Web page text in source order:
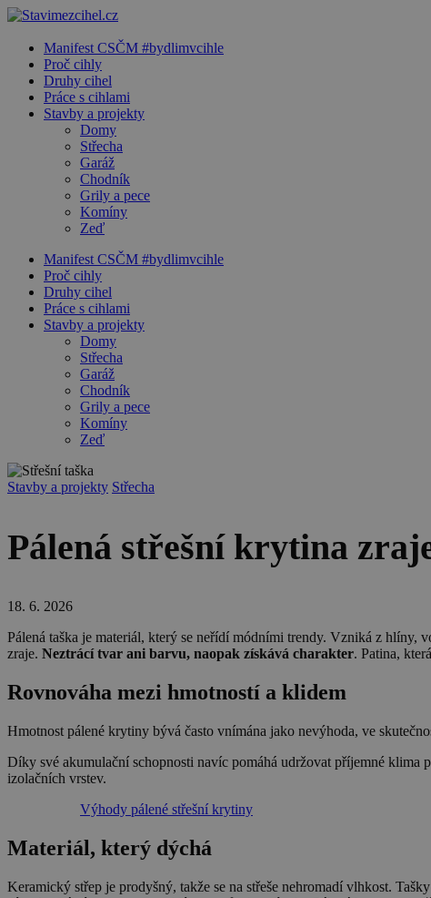
Manifest CSČM #bydlimvcihle
Proč cihly
Druhy cihel
Práce s cihlami
Stavby a projekty
Domy
Střecha
Garáž
Chodník
Grily a pece
Komíny
Zeď
Manifest CSČM #bydlimvcihle
Proč cihly
Druhy cihel
Práce s cihlami
Stavby a projekty
Domy
Střecha
Garáž
Chodník
Grily a pece
Komíny
Zeď
Stavby a projekty Střecha
Pálená střešní krytina
18. 6. 2026
Pálená taška je materiál, který se neřídí módními trendy. Vzniká z hlíny,
zraje. Neztrácí tvar ani barvu, naopak získává charakter. Patina,
Rovnováha mezi hmotností a klidem
Hmotnost pálené krytiny bývá často vnímána jako nevýhoda, ve
Díky své akumulační schopnosti navíc pomáhá udržovat příjemné klima
izolačních vrstev.
Výhody pálené střešní krytiny
Materiál, který dýchá
Keramický střep je prodyšný, takže se na střeše nehromadí vlhkost.